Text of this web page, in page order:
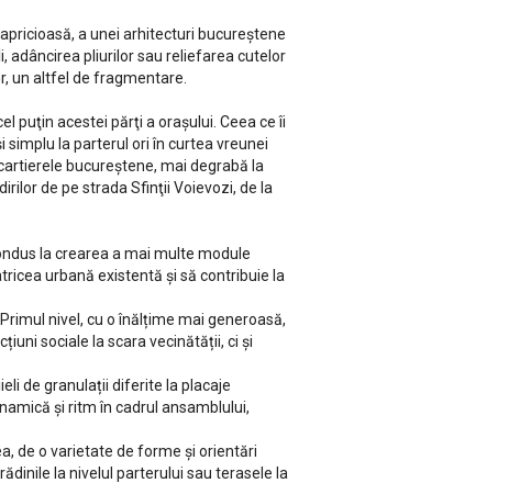
a unei arhitecturi bucureştene
adâncirea pliurilor sau reliefarea cutelor
un altfel de fragmentare.
puţin acestei părţi a oraşului. Ceea ce îi
simplu la parterul ori în curtea vreunei
bucureştene, mai degrabă la
de pe strada Sfinţii Voievozi, de la
la crearea a mai multe module
urbană existentă și să contribuie la
nivel, cu o înălțime mai generoasă,
sociale la scara vecinătății, ci și
de granulații diferite la placaje
și ritm în cadrul ansamblului,
de o varietate de forme și orientări
la nivelul parterului sau terasele la